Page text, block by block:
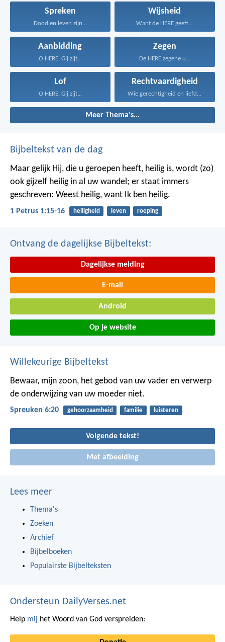
Spreken
Dood en leven zijn...
Wijsheid
Want de HERE geeft...
Aanbidding
O HERE, Gij zijt...
Zegen
De HERE zegene u...
Lof
O HERE, Gij zijt...
Rechtvaardigheid
Wie gerechtigheid en liefde...
Meer Thema's...
Bijbeltekst van de dag
Maar gelijk Hij, die u geroepen heeft, heilig is, wordt (zo)
ook gijzelf heilig in al uw wandel; er staat immers
geschreven: Weest heilig, want Ik ben heilig.
1 Petrus 1:15-16 heiligheid leven roeping
Ontvang de dagelijkse Bijbeltekst:
Dagelijkse melding
E-mail
Android
Op je website
Willekeurige Bijbeltekst
Bewaar, mijn zoon, het gebod van uw vader en verwerp
de onderwijzing van uw moeder niet.
Spreuken 6:20 gehoorzaamheid familie luisteren
Volgende tekst!
Met afbeelding
Lees meer
Thema's
Zoeken
Archief
Bijbelboeken
Populairste Bijbelteksten
Ondersteun DailyVerses.net
Help mij het Woord van God verspreiden: